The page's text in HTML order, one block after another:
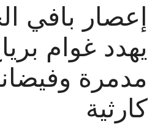
إعصار بافي
يهدد غوام
مدمرة
كارثية